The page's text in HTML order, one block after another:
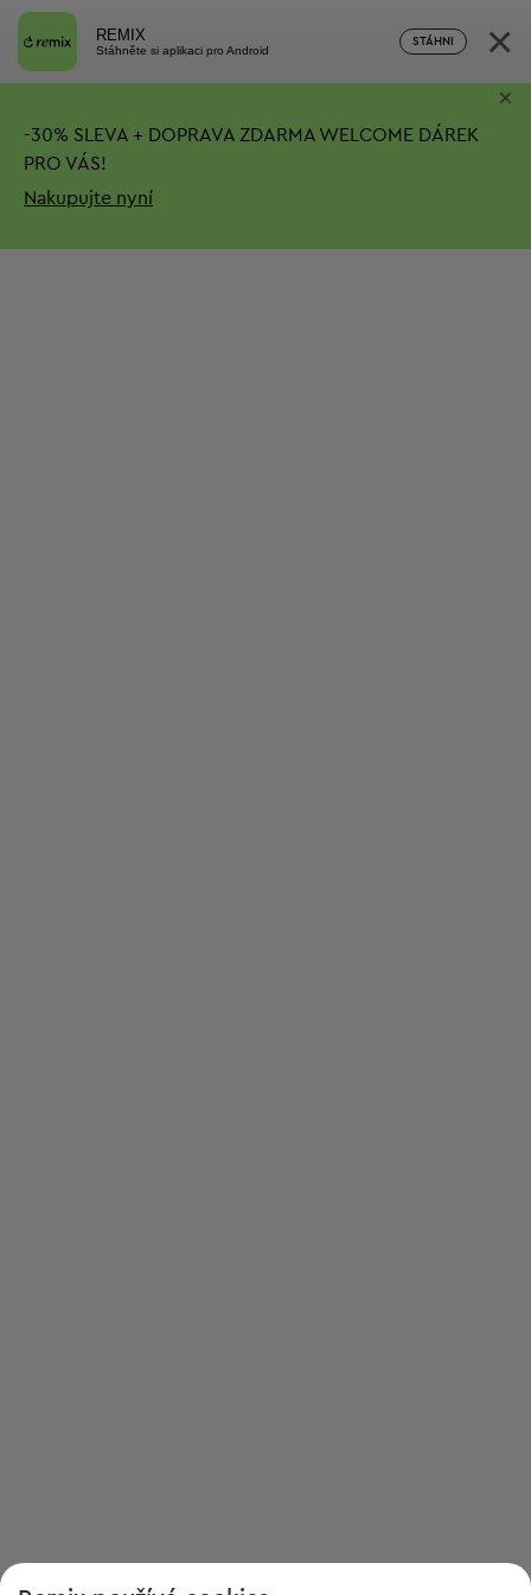
REMIX
Stáhněte si aplikaci pro Android
STÁHNI ×
-30% SLEVA + DOPRAVA ZDARMA WELCOME DÁREK
PRO VÁS!
Nakupujte nyní
×